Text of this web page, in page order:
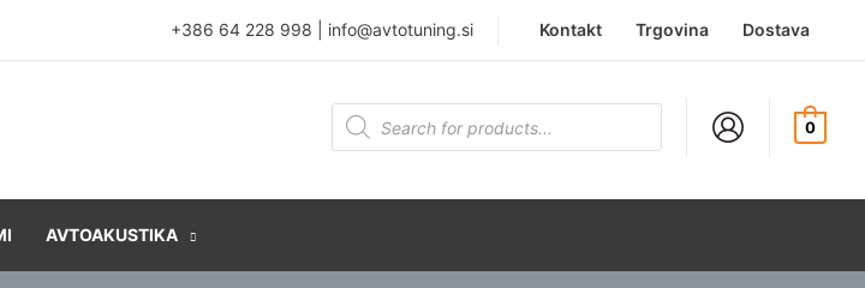
+386 64 228 998 info@avtotuning.si Kontakt Trgovina Dostava
Products
search 0
AVTOAKUSTIKA